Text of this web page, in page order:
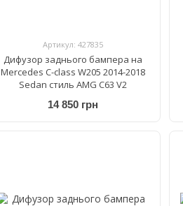
Артикул: 427835
Дифузор заднього бампера на
Mercedes C-class W205 2014-2018
Sedan стиль AMG C63 V2
14 850 грн